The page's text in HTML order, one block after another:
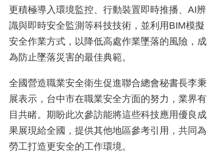
更積極導入環境監控、行動裝置即時推播、AI辨
識與即時安全監測等科技技術，並利用BIM模擬
安全作業方式，以降低高處作業墜落的風險，成
為防止墜落災害的最佳典範。
全國營造職業安全衛生促進聯合總會秘書長李秉
展表示，台中市在職業安全方面的努力，業界有
目共睹。期盼此次參訪能將這些科技應用優良成
果展現給全國，提供其他地區參考引用，共同為
勞工打造更安全的工作環境。